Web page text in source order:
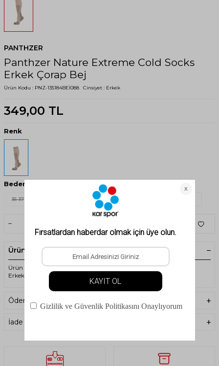
PANTHZER
Panthzer Nature Extreme Cold Socks
Erkek Çorap Bej
Ürün Kodu : PNZ-135184BEİ088 Cinsiyet : Erkek
349,00 TL
Renk
Beden
35-37 39-42
Ürün Açıklaması
Ürün Kodu : PNZ-135184 - Panthzer Nature Extreme Cold Socks -
Erkek Çorap - Bej
Ödeme Seçenekleri
İade Koşulları